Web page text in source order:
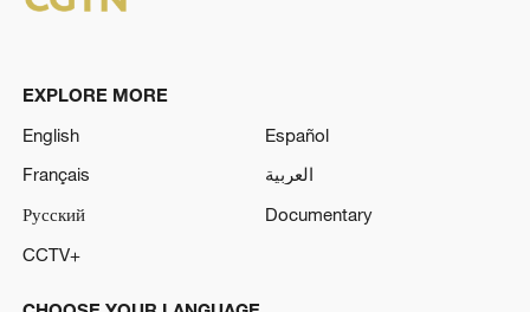
EXPLORE MORE
English
Español
Français
العربية
Русский
Documentary
CCTV+